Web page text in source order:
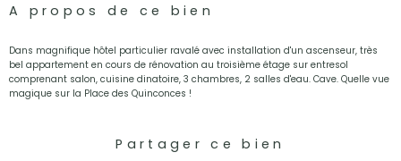
A propos de ce bien
Dans magnifique hôtel particulier ravalé avec installation d'un ascenseur, très
bel appartement en cours de rénovation au troisième étage sur entresol
comprenant salon, cuisine dinatoire, 3 chambres, 2 salles d'eau. Cave. Quelle vue
magique sur la Place des Quinconces !
Partager ce bien